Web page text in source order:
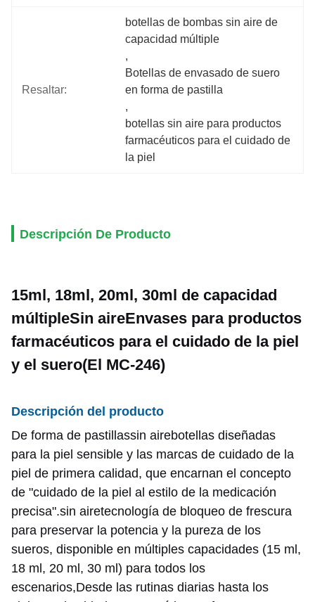
Resaltar:
botellas de bombas sin aire de
capacidad múltiple
,
Botellas de envasado de suero
en forma de pastilla
,
botellas sin aire para productos
farmacéuticos para el cuidado de
la piel
Descripción De Producto
15ml, 18ml, 20ml, 30ml de capacidad
múltipleSin aireEnvases para productos
farmacéuticos para el cuidado de la piel
y el suero(El MC-246)
Descripción del producto
De forma de pastillassin airebotellas diseñadas
para la piel sensible y las marcas de cuidado de la
piel de primera calidad, que encarnan el concepto
de "cuidado de la piel al estilo de la medicación
precisa".sin airetecnología de bloqueo de frescura
para preservar la potencia y la pureza de los
sueros, disponible en múltiples capacidades (15 ml,
18 ml, 20 ml, 30 ml) para todos los
escenarios,Desde las rutinas diarias hasta los